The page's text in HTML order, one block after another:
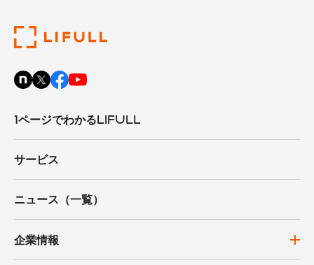
1ページでわかるLIFULL
サービス
ニュース（一覧）
企業情報